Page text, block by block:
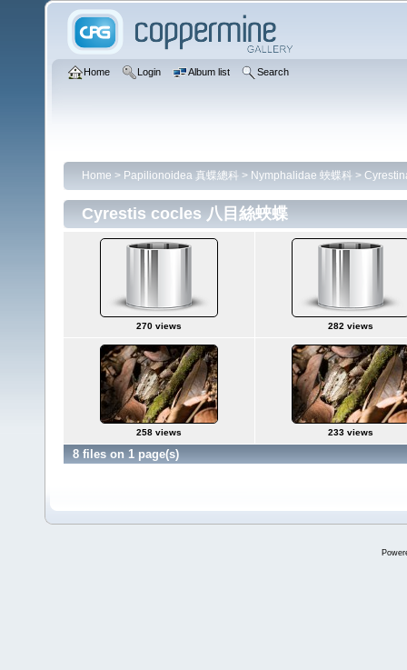
Home Login Album list Search
Home > Papilionoidea 真蝶總科 > Nymphalidae 蛺蝶科 >
Cyrestis cocles 八目絲蛺蝶
270 views 282 views
258 views 233 views
8 files on 1 page(s)